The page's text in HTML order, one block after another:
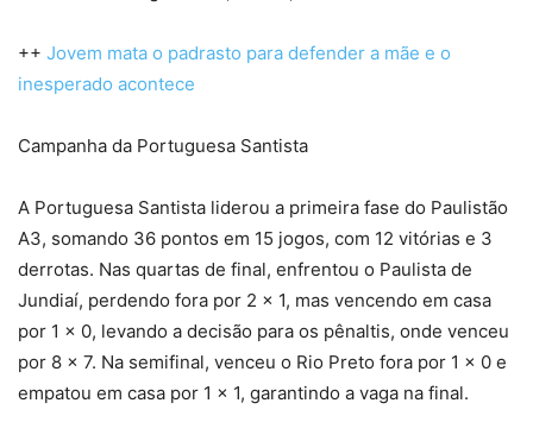
++ Jovem mata o padrasto para defender a mãe e o
inesperado acontece
Campanha da Portuguesa Santista
A Portuguesa Santista liderou a primeira fase do Paulistão
A3, somando 36 pontos em 15 jogos, com 12 vitórias e 3
derrotas. Nas quartas de final, enfrentou o Paulista de
Jundiaí, perdendo fora por 2 x 1, mas vencendo em casa
por 1 x 0, levando a decisão para os pênaltis, onde venceu
por 8 x 7. Na semifinal, venceu o Rio Preto fora por 1 x 0 e
empatou em casa por 1 x 1, garantindo a vaga na final.